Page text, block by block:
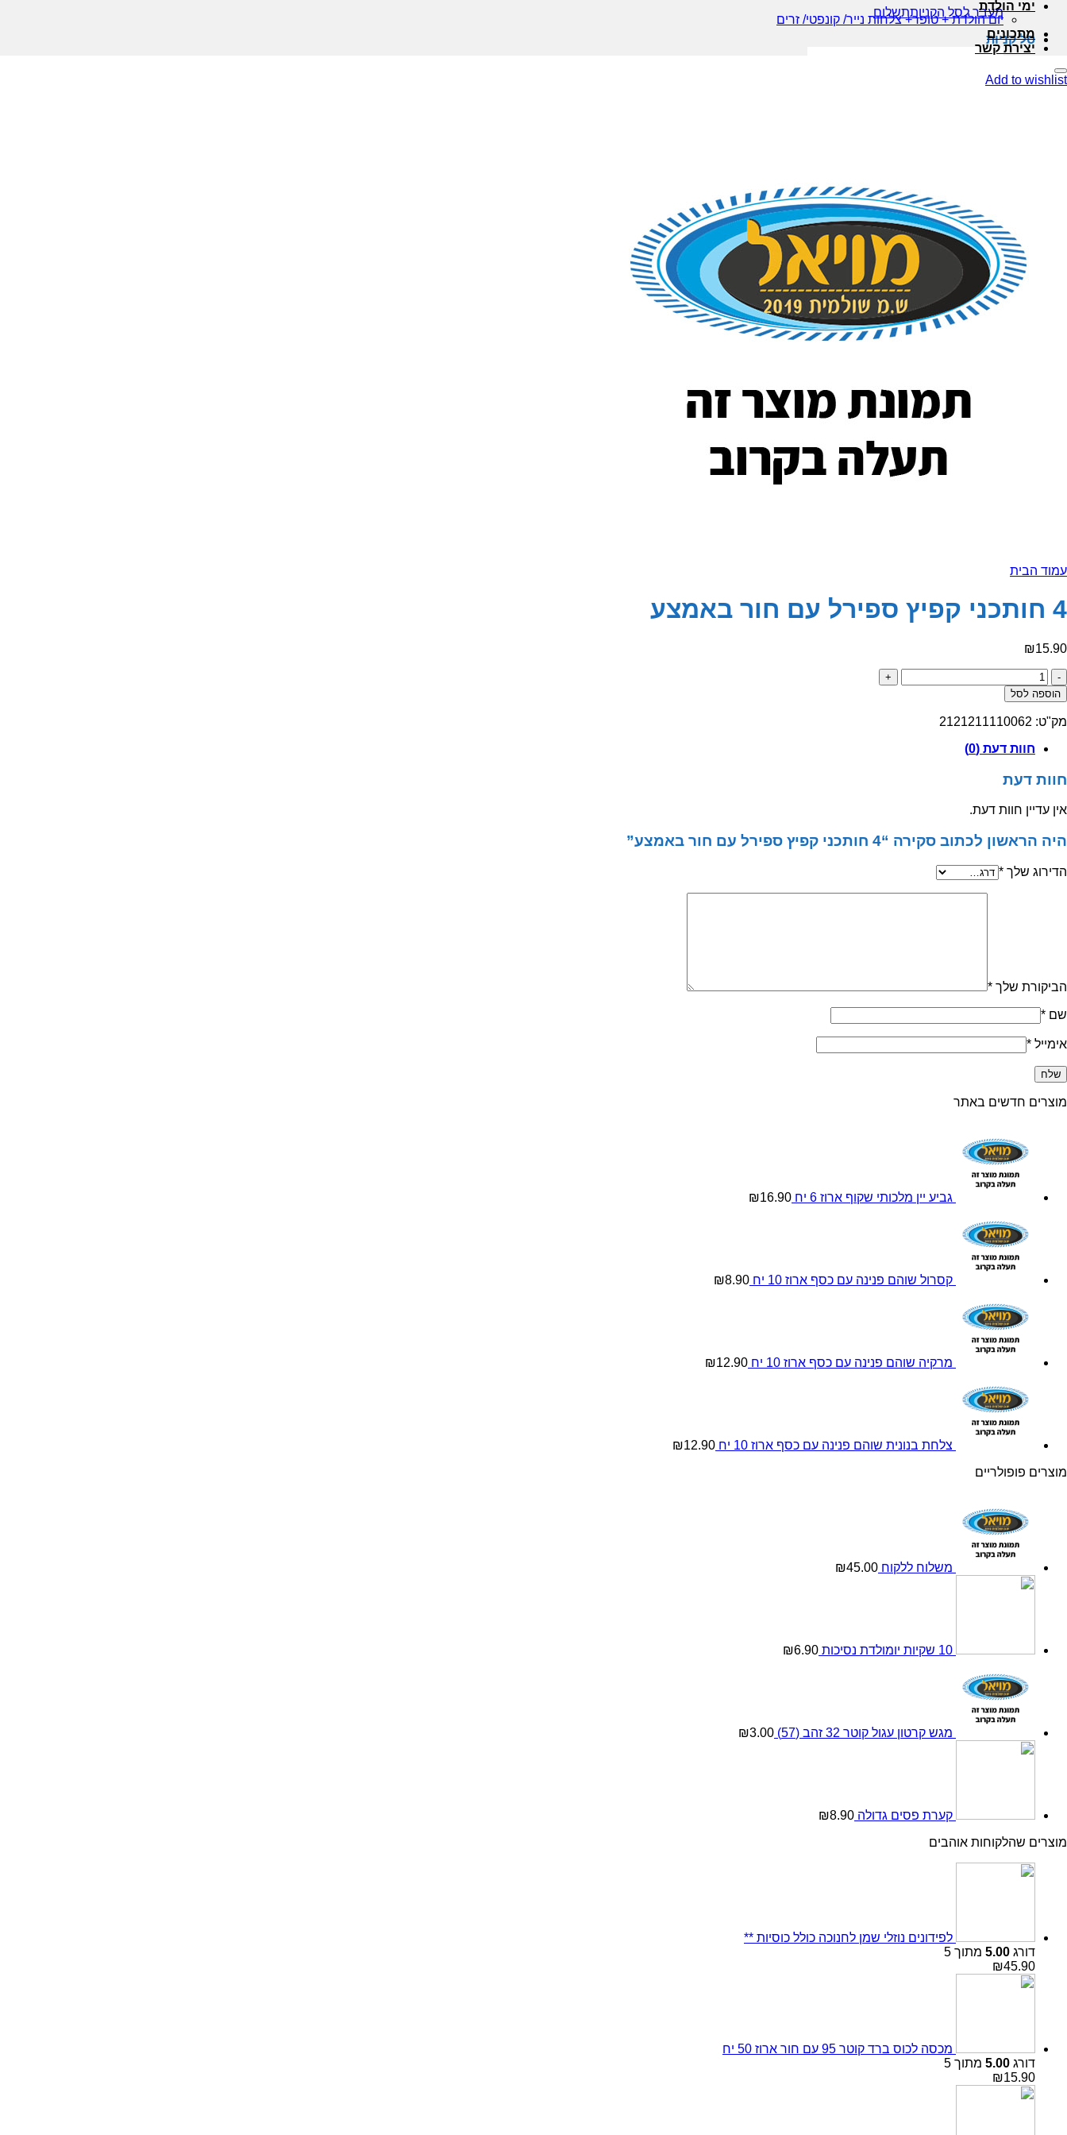
מעבר לסל הקניותתשלום
סל קניות
משלוח ללקוח
1 ×
₪45.00
סכום ביניים:
₪45.00
ימי הולדת
יום הולדת + טופר+ צלחות נייר/ קונפטי/ זרים
מתכונים
יצירת קשר
Add to wishlist
עמוד הבית
4 חותכני קפיץ ספירל עם חור באמצע
₪15.90
כמות
של
4
חותכני
ספירל
חור
באמצע
הוספה לסל
מק"ט: 2121211110062
חוות דעת (0)
חוות דעת
אין עדיין חוות דעת.
היה הראשון לכתוב סקירה “4 חותכני קפיץ ספירל עם חור באמצע”
הדירוג שלך *
הביקורת שלך *
שם *
אימייל *
מוצרים חדשים באתר
גביע יין מלכותי שקוף ארוז 6 יח ₪16.90
קסרול שוהם פנינה עם כסף ארוז 10 יח ₪8.90
מרקיה שוהם פנינה עם כסף ארוז 10 יח ₪12.90
צלחת בנונית שוהם פנינה עם כסף ארוז 10 יח ₪12.90
מוצרים פופולריים
משלוח ללקוח ₪45.00
10 שקיות יומולדת נסיכות ₪6.90
מגש קרטון עגול קוטר 32 זהב (57) ₪3.00
קערת פסים גדולה ₪8.90
מוצרים שהלקוחות אוהבים
לפידונים נוזלי שמן לחנוכה כולל כוסיות **
דורג 5.00 מתוך 5
₪45.90
מכסה לכוס ברד קוטר 95 עם חור ארוז 50 יח
דורג 5.00 מתוך 5
₪15.90